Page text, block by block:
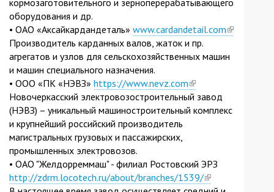
оборудования и др.
• ОАО «Аксайкардандеталь» www.cardandetail.com(link
external)
Производитель карданных валов, жаток и пр.
агрегатов и узлов для сельскохозяйственных машин
и машин специального назначения.
• ООО «ПК «НЭВЗ» https://www.nevz.com(link
is
external)
Новочеркасский электровозостроительный завод
(НЭВЗ) – уникальный машиностроительный комплекс
и крупнейший российский производитель
магистральных грузовых и пассажирских,
промышленных электровозов.
• ОАО "Желдорреммаш" - филиал Ростовский ЭРЗ
http://zdrm.locotech.ru/about/branches/1539/(link